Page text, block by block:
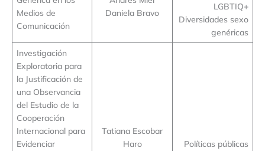
Medios de
Comunicación
Daniela Bravo
LGBTIQ+
Diversidades sexo
genéricas
Investigación
Exploratoria para
la Justificación de
una Observancia
del Estudio de la
Cooperación
Internacional para
Evidenciar
Tatiana Escobar
Haro
Políticas públicas